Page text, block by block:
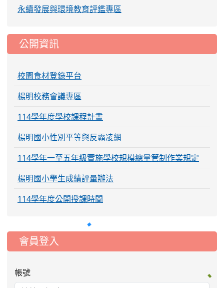
永續發展與環境教育評鑑專區
公開資訊
校園食材登錄平台
楊明校務會議專區
114學年度學校課程計畫
楊明國小性別平等與反霸凌網
114學年一至五年級實施學校規模總量管制作業規定
楊明國小學生成績評量辦法
114學年度公開授課時間
::: 會員登入
帳號